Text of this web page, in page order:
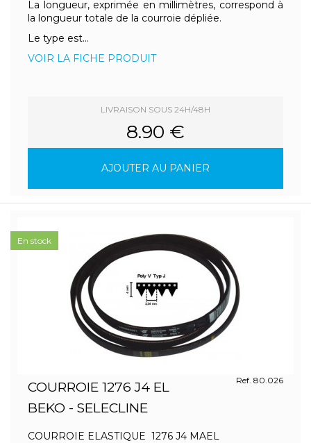
La longueur, exprimée en millimètres, correspond à
la longueur totale de la courroie dépliée.
Le type est...
VOIR LA FICHE PRODUIT
LIVRAISON SOUS 24H/48H
8.90 €
AJOUTER AU PANIER
COURROIE 1276 J4 EL
BEKO - SELECLINE
Ref. 80.026
COURROIE ELASTIQUE 1276 J4 MAEL
En stock